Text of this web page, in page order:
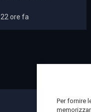
Per fornire
22 ore fa